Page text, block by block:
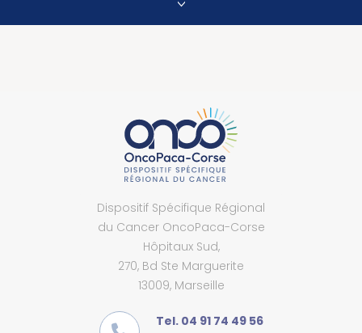
Dispositif Spécifique Régional
du Cancer OncoPaca-Corse
Hôpitaux Sud,
270, Bd Ste Marguerite
13009, Marseille
Tel. 04 91 74 49 56